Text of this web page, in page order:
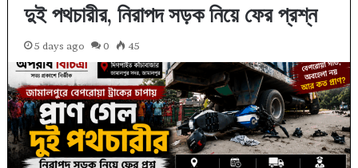
দুই পথচারীর, নিরাপদ সড়ক নিয়ে ফের প্রশ্ন
5 days ago 0 45